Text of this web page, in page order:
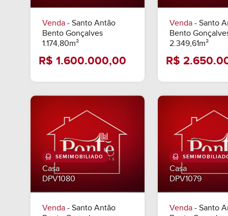
Venda - Santo Antão
Bento Gonçalves
1.174,80m²
R$ 1.600.000,00
Venda - Santo
Bento
2.349,61m²
R$
SEMIMOBILIADO
Casa
DPV1080
Venda - Santo Antão
Casa
DPV1079
Venda - Santo